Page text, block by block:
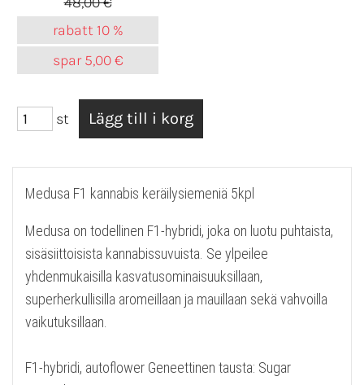
rabatt 10 %
spar 5,00 €
st
Medusa F1 kannabis keräilysiemeniä 5kpl
Medusa on todellinen F1-hybridi, joka on luotu puhtaista,
sisäsiittoisista kannabissuvuista. Se ylpeilee
yhdenmukaisilla kasvatusominaisuuksillaan,
superherkullisilla aromeillaan ja mauillaan sekä vahvoilla
vaikutuksillaan.
F1-hybridi, autoflower Geneettinen tausta: Sugar